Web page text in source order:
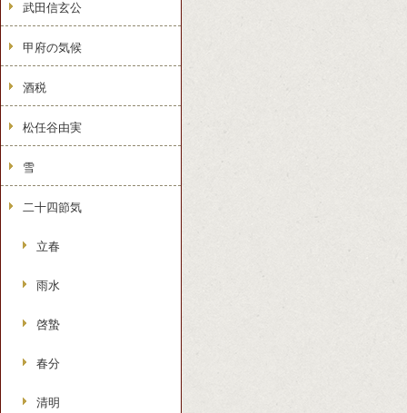
武田信玄公
甲府の気候
酒税
松任谷由実
雪
二十四節気
立春
雨水
啓蟄
春分
清明